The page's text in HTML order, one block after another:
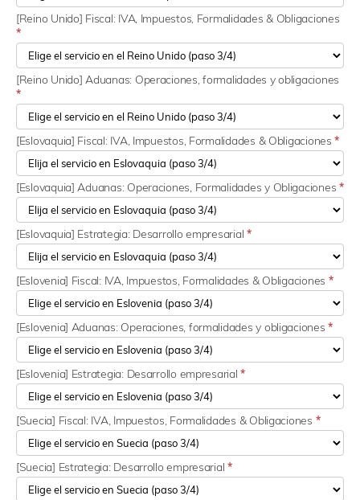
[Reino Unido] Fiscal: IVA, Impuestos, Formalidades & Obligaciones
*
[Reino Unido] Aduanas: Operaciones, formalidades y obligaciones
*
[Eslovaquia] Fiscal: IVA, Impuestos, Formalidades & Obligaciones*
[Eslovaquia] Aduanas: Operaciones, Formalidades y Obligaciones *
[Eslovaquia] Estrategia: Desarrollo empresarial*
[Eslovenia] Fiscal: IVA, Impuestos, Formalidades & Obligaciones *
[Eslovenia] Aduanas: Operaciones, formalidades y obligaciones*
[Eslovenia] Estrategia: Desarrollo empresarial*
[Suecia] Fiscal: IVA, Impuestos, Formalidades & Obligaciones *
[Suecia] Estrategia: Desarrollo empresarial*